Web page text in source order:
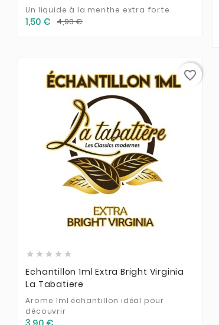
Un liquide à la menthe extra forte.
1,50 € 4,90 €
  
    
Echantillon 1ml Extra Bright Virginia
La Tabatiere
Arome 1ml échantillon idéal pour
découvrir
favorite_border